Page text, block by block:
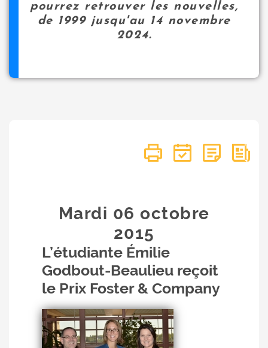
pourrez retrouver les nouvelles,
de 1999 jusqu'au 14 novembre
2024.
Mardi 06 octobre
2015
L’étudiante Émilie
Godbout-Beaulieu reçoit
le Prix Foster & Company